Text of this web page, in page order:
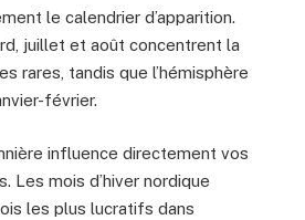
le calendrier d’apparition.
juillet et août concentrent la
rares, tandis que l’hémisphère
février.
influence directement vos
Les mois d’hiver nordique
les plus lucratifs dans